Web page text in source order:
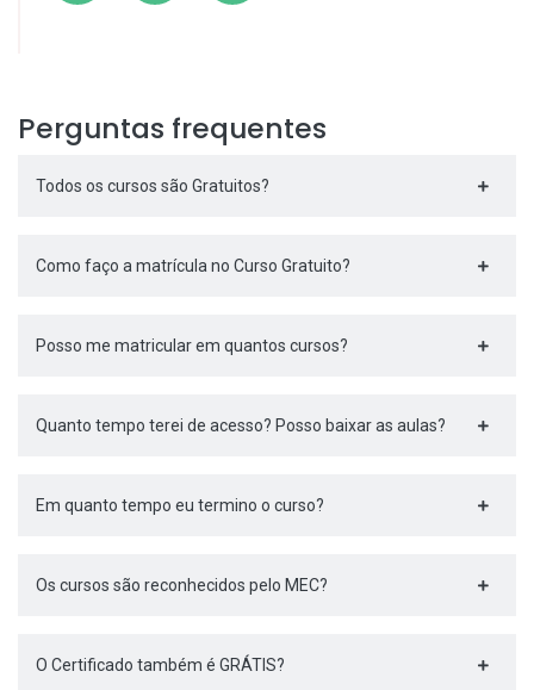
Perguntas frequentes
Todos os cursos são Gratuitos?
Como faço a matrícula no Curso Gratuito?
Posso me matricular em quantos cursos?
Quanto tempo terei de acesso? Posso baixar as aulas?
Em quanto tempo eu termino o curso?
Os cursos são reconhecidos pelo MEC?
O Certificado também é GRÁTIS?